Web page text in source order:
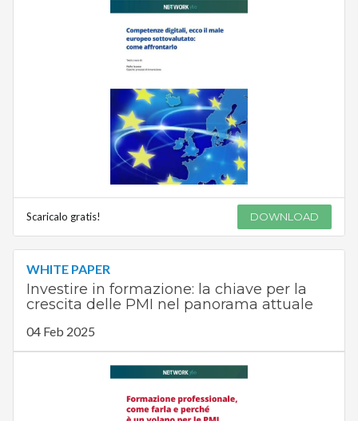
Scaricalo gratis! DOWNLOAD
WHITE PAPER
Investire in formazione: la chiave per la
crescita delle PMI nel panorama attuale
04 Feb 2025